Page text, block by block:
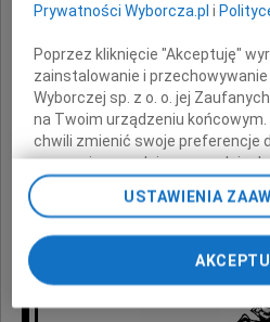
Prywatności Wyborcza.pl i
Poprzez kliknięcie "Akceptuję"
zainstalowanie i
Wyborczej sp. z o. o. jej
na Twoim urządzeniu
chwili zmienić swoje preferencje
ponownie wywołując narzędzie
preferencjami dot. przetwarzania
odnośnik „Ustawienia
Zmiana ustawień plików cookie
pomocą ustawień przeglądarki.
My, nasi Zaufani Partnerzy i
USTAWIENIA